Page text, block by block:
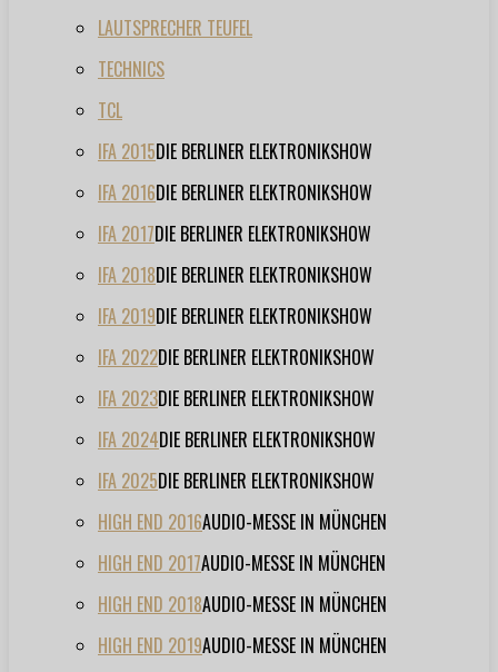
LAUTSPRECHER TEUFEL
TECHNICS
TCL
IFA 2015DIE BERLINER ELEKTRONIKSHOW
IFA 2016DIE BERLINER ELEKTRONIKSHOW
IFA 2017DIE BERLINER ELEKTRONIKSHOW
IFA 2018DIE BERLINER ELEKTRONIKSHOW
IFA 2019DIE BERLINER ELEKTRONIKSHOW
IFA 2022DIE BERLINER ELEKTRONIKSHOW
IFA 2023DIE BERLINER ELEKTRONIKSHOW
IFA 2024DIE BERLINER ELEKTRONIKSHOW
IFA 2025DIE BERLINER ELEKTRONIKSHOW
HIGH END 2016AUDIO-MESSE IN MÜNCHEN
HIGH END 2017AUDIO-MESSE IN MÜNCHEN
HIGH END 2018AUDIO-MESSE IN MÜNCHEN
HIGH END 2019AUDIO-MESSE IN MÜNCHEN